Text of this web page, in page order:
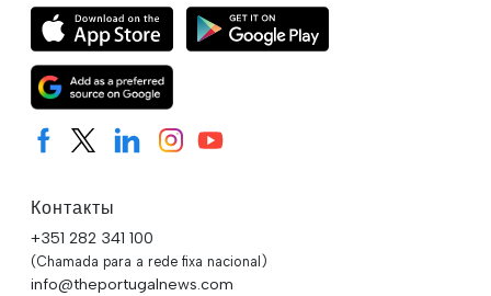
Контакты
+351 282 341 100
(Chamada para a rede fixa nacional)
info@theportugalnews.com